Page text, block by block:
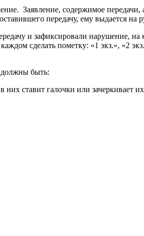
Заявление, содержимое
передачу, ему выдается на
и зафиксировали нарушение, на
сделать пометку: «1 экз.», «2
должны быть:
ставит галочки или зачеркивает